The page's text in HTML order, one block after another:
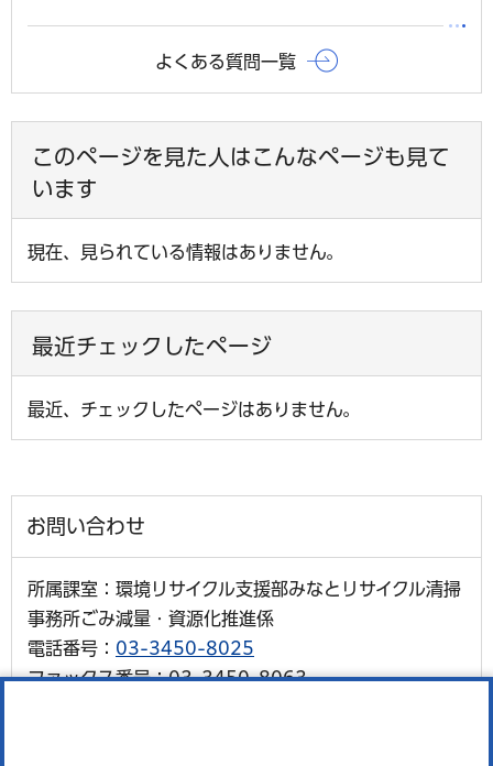
よくある質問一覧
このページを見た人はこんなページも見て
います
現在、見られている情報はありません。
最近チェックしたページ
最近、チェックしたページはありません。
お問い合わせ
所属課室：環境リサイクル支援部みなとリサイクル清掃
事務所ごみ減量・資源化推進係
電話番号： 03-3450-8025
ファックス番号：03-3450-8063